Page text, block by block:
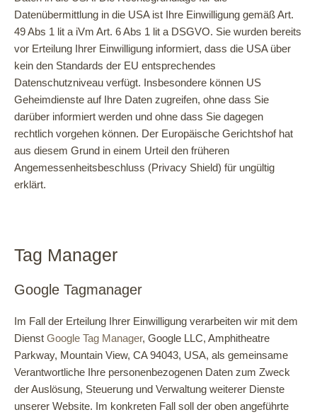
Datenübermittlung in die USA ist Ihre Einwilligung gemäß Art.
49 Abs 1 lit a iVm Art. 6 Abs 1 lit a DSGVO. Sie wurden bereits
vor Erteilung Ihrer Einwilligung informiert, dass die USA über
kein den Standards der EU entsprechendes
Datenschutzniveau verfügt. Insbesondere können US
Geheimdienste auf Ihre Daten zugreifen, ohne dass Sie
darüber informiert werden und ohne dass Sie dagegen
rechtlich vorgehen können. Der Europäische Gerichtshof hat
aus diesem Grund in einem Urteil den früheren
Angemessenheitsbeschluss (Privacy Shield) für ungültig
erklärt.
Tag Manager
Google Tagmanager
Im Fall der Erteilung Ihrer Einwilligung verarbeiten wir mit dem
Dienst Google Tag Manager, Google LLC, Amphitheatre
Parkway, Mountain View, CA 94043, USA, als gemeinsame
Verantwortliche Ihre personenbezogenen Daten zum Zweck
der Auslösung, Steuerung und Verwaltung weiterer Dienste
unserer Website. Im konkreten Fall soll der oben angeführte